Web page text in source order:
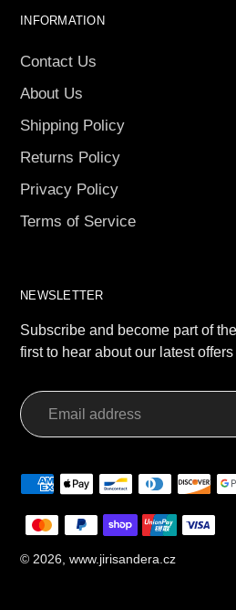
INFORMATION
Contact Us
About Us
Shipping Policy
Returns Policy
Privacy Policy
Terms of Service
NEWSLETTER
Subscribe and become part of
first to hear about our latest
© 2026, www.jirisandera.cz
Payment
methods